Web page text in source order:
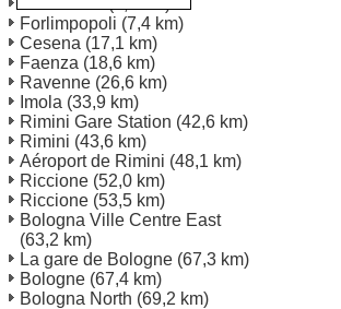
Forlimpopoli (7,4 km)
Cesena (17,1 km)
Faenza (18,6 km)
Ravenne (26,6 km)
Imola (33,9 km)
Rimini Gare Station (42,6 km)
Rimini (43,6 km)
Aéroport de Rimini (48,1 km)
Riccione (52,0 km)
Riccione (53,5 km)
Bologna Ville Centre East
(63,2 km)
La gare de Bologne (67,3 km)
Bologne (67,4 km)
Bologna North (69,2 km)